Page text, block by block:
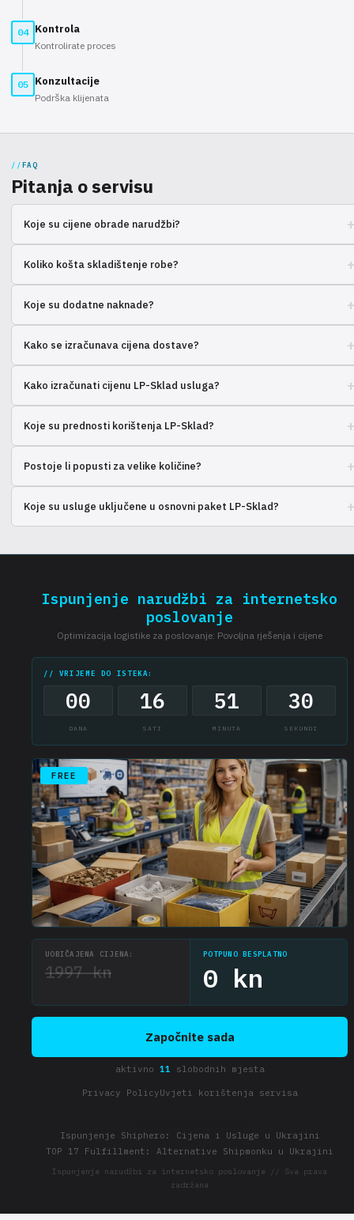
04 Kontrola
Kontrolirate proces
05 Konzultacije
Podrška klijenata
FAQ
Pitanja o servisu
Koje su cijene obrade narudžbi?
Kontaktirajte nas za individualni izračun.
Koliko košta skladištenje robe?
individualno.
Koje su dodatne naknade?
i osiguranje tereta.
Kako se izračunava cijena dostave?
prijevozniku.
Kako izračunati cijenu LP-Sklad usluga?
korištenim skladišnim prostorima.
Koje su prednosti korištenja LP-Sklad?
račun i automatizacija procesa.
Postoje li popusti za velike količine?
menadžera.
Koje su usluge uključene u osnovni paket LP-Sklad?
Moguće je uključivanje dodatnih usluga.
Ispunjenje narudžbi za internetsko
poslovanje
Optimizacija logistike za poslovanje: Povoljna rješenja i cijene
// VRIJEME DO ISTEKA:
00
DANA
16
SATI
51
MINUTA
30
SEKUNDI
FREE
UOBIČAJENA CIJENA:
1997 kn
POTPUNO BESPLATNO
0 kn
Započnite sada
aktivno 11 slobodnih mjesta
Privacy PolicyUvjeti korištenja servisa
Ispunjenje Shiphero: Cijena i Usluge u Ukrajini
TOP 17 Fulfillment: Alternative Shipmonku u Ukrajini
Ispunjenje narudžbi za internetsko poslovanje // Sva prava
zadržana